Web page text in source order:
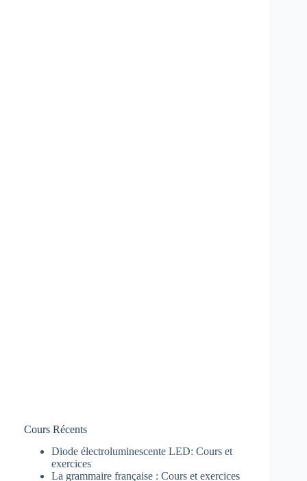
Cours Récents
Diode électroluminescente LED: Cours et
exercices
La grammaire française : Cours et exercices